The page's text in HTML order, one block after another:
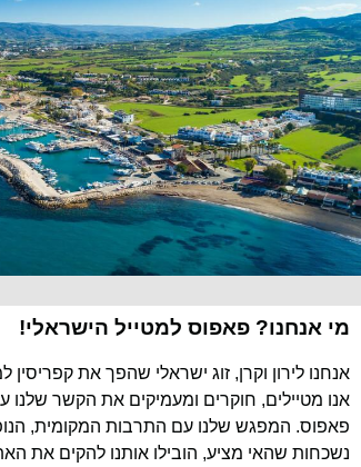
מי אנחנו? פאפוס למטייל הישראלי!
אנחנו לירון וקרן, זוג ישראלי שהפך את
אנו מטיילים, חוקרים ומעמיקים את הקשר שלנו
פאפוס. המפגש שלנו עם התרבות המקומית,
נשכחות שהאי מציע, הובילו אותנו להקים את